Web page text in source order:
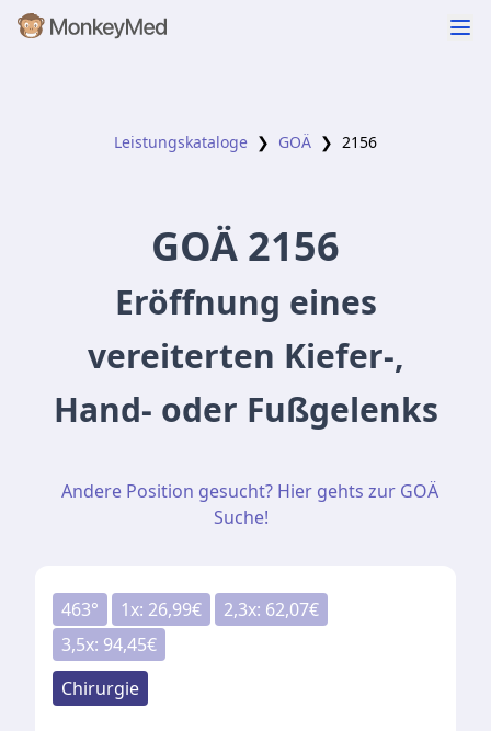
Leistungskataloge ❯ GOÄ ❯ 2156
GOÄ 2156
Eröffnung eines
vereiterten Kiefer-,
Hand- oder Fußgelenks
Andere Position gesucht? Hier gehts zur GOÄ
Suche!
463° 1x: 26,99€ 2,3x: 62,07€
3,5x: 94,45€
Chirurgie